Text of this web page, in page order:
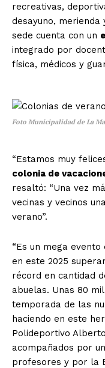
recreativas,
desayuno, merienda
sede cuenta con un
integrado por
física, médicos y
Foto Municipalidad de La
“Estamos muy
colonia de
resaltó: “Una vez
vecinas y vecinos
verano”.
“Es un mega
en este 2025
récord en cantidad
abuelas. Unas 80
temporada de las
haciendo en este
Polideportivo
acompañados por
profesores y por la